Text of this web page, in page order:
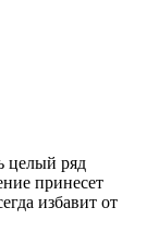
целый ряд
принесет
избавит от